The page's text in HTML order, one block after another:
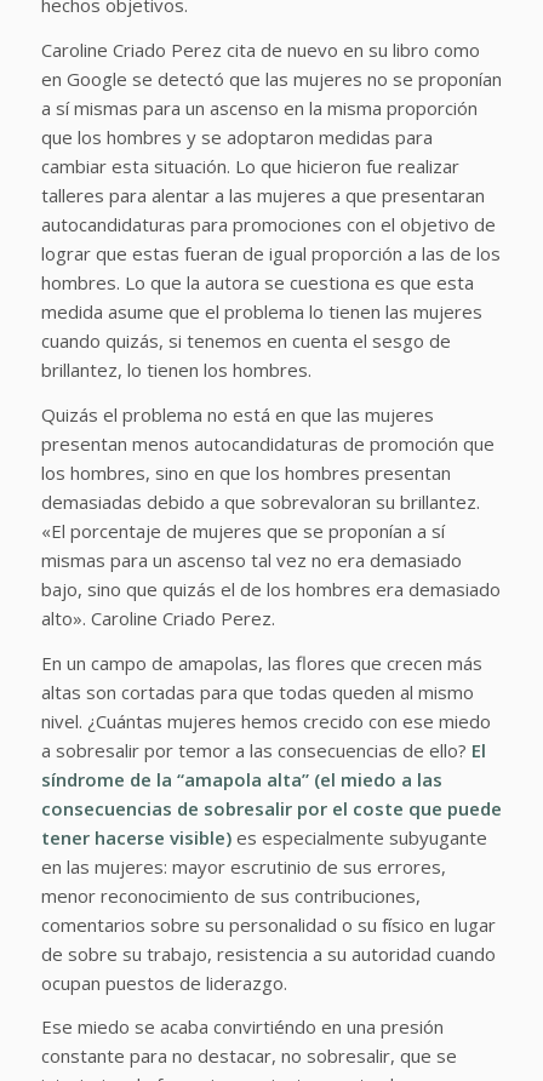
hechos objetivos.
Caroline Criado Perez cita de nuevo en su libro como
en Google se detectó que las mujeres no se proponían
a sí mismas para un ascenso en la misma proporción
que los hombres y se adoptaron medidas para
cambiar esta situación. Lo que hicieron fue realizar
talleres para alentar a las mujeres a que presentaran
autocandidaturas para promociones con el objetivo de
lograr que estas fueran de igual proporción a las de los
hombres. Lo que la autora se cuestiona es que esta
medida asume que el problema lo tienen las mujeres
cuando quizás, si tenemos en cuenta el sesgo de
brillantez, lo tienen los hombres.
Quizás el problema no está en que las mujeres
presentan menos autocandidaturas de promoción que
los hombres, sino en que los hombres presentan
demasiadas debido a que sobrevaloran su brillantez.
«El porcentaje de mujeres que se proponían a sí
mismas para un ascenso tal vez no era demasiado
bajo, sino que quizás el de los hombres era demasiado
alto». Caroline Criado Perez.
En un campo de amapolas, las flores que crecen más
altas son cortadas para que todas queden al mismo
nivel. ¿Cuántas mujeres hemos crecido con ese miedo
a sobresalir por temor a las consecuencias de ello? El
síndrome de la “amapola alta” (el miedo a las
consecuencias de sobresalir por el coste que puede
tener hacerse visible)es especialmente subyugante
en las mujeres: mayor escrutinio de sus errores,
menor reconocimiento de sus contribuciones,
comentarios sobre su personalidad o su físico en lugar
de sobre su trabajo, resistencia a su autoridad cuando
ocupan puestos de liderazgo.
Ese miedo se acaba convirtiéndo en una presión
constante para no destacar, no sobresalir, que se